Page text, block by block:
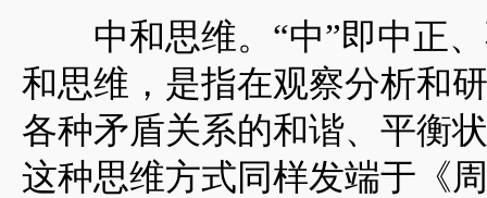
中和思维。“中”即中正、
和思维，是指在观察分析和
各种矛盾关系的和谐、平衡
这种思维方式同样发端于《